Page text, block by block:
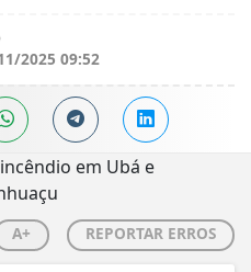
2025 09:52
A+ REPORTAR ERROS